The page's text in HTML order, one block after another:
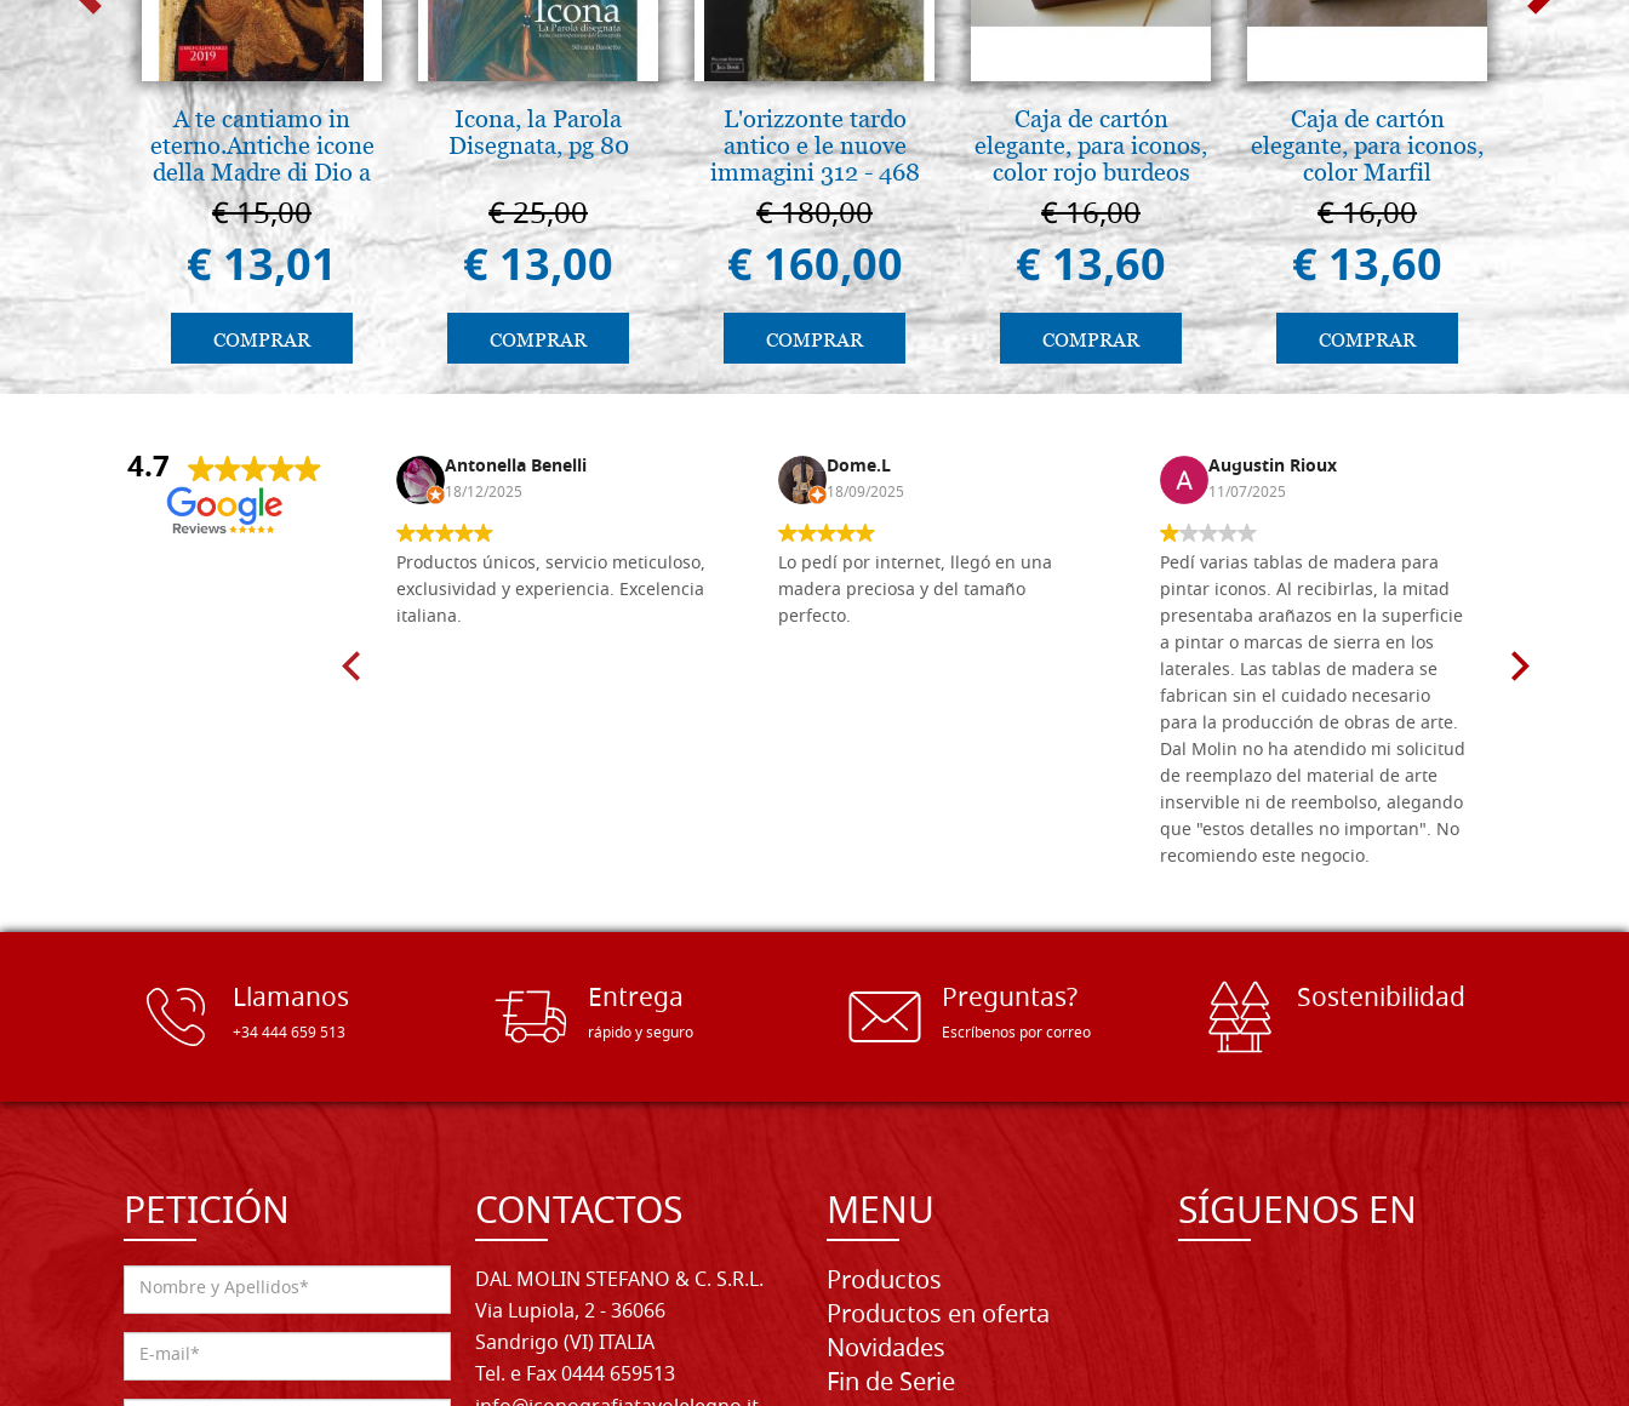
A te cantiamo in
eterno.Antiche icone
della Madre di Dio a
Vladimir e Suzdal
(libro-cal. 2019)
€ 15,00
€ 13,01
COMPRAR
Icona, la Parola
Disegnata, pg 80
€ 25,00
€ 13,00
COMPRAR
L'orizzonte tardo
antico e le nuove
immagini 312 - 468
€ 180,00
€ 160,00
COMPRAR
Caja de cartón
elegante, para iconos,
color rojo burdeos
€ 16,00
€ 13,60
COMPRAR
Caja de cartón
elegante, para iconos,
color Marfil
€ 16,00
€ 13,60
COMPRAR
Brenn-
€
4.7
Anna Maria Negri Antonella Benelli
18/12/2025
Productos únicos, servicio meticuloso,
exclusividad y experiencia. Excelencia
italiana.
Dome.L
18/09/2025
Lo pedí por internet, llegó en una
madera preciosa y del tamaño
perfecto.
Augustin Rioux
11/07/2025
Pedí varias tablas de madera para
pintar iconos. Al recibirlas, la mitad
presentaba arañazos en la superficie
a pintar o marcas de sierra en los
laterales. Las tablas de madera se
fabrican sin el cuidado necesario
para la producción de obras de arte.
Dal Molin no ha atendido mi solicitud
de reemplazo del material de arte
inservible ni de reembolso, alegando
que "estos detalles no importan". No
recomiendo este negocio.
Llamanos
+34 444 659 513
Entrega
rápido y seguro
Preguntas?
Escríbenos por correo
Sostenibilidad
PETICIÓN CONTACTOS
DAL MOLIN STEFANO & C. S.R.L.
Via Lupiola, 2 - 36066
Sandrigo (VI) ITALIA
Tel. e Fax 0444 659513
MENU
Productos
Productos en oferta
Novidades
Fin de Serie
SÍGUENOS EN